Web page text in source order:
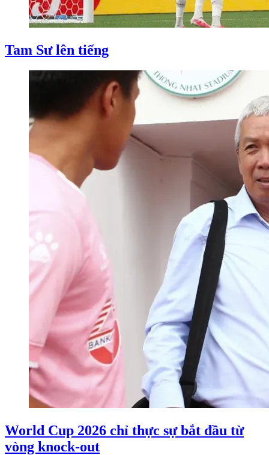
Tam Sư lên tiếng
World Cup 2026 chỉ thực sự bắt đầu từ
vòng knock-out